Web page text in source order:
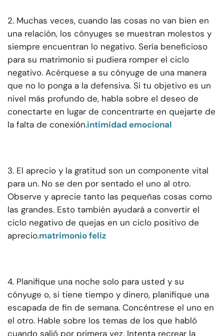
2. Muchas veces, cuando las cosas no van bien en
una relación, los cónyuges se muestran molestos y
siempre encuentran lo negativo. Sería beneficioso
para su matrimonio si pudiera romper el ciclo
negativo. Acérquese a su cónyuge de una manera
que no lo ponga a la defensiva. Si tu objetivo es un
nivel más profundo de, habla sobre el deseo de
conectarte en lugar de concentrarte en quejarte de
la falta de conexión.intimidad emocional
3. El aprecio y la gratitud son un componente vital
para un. No se den por sentado el uno al otro.
Observe y aprecie tanto las pequeñas cosas como
las grandes. Esto también ayudará a convertir el
ciclo negativo de quejas en un ciclo positivo de
aprecio.matrimonio feliz
4. Planifique una noche solo para usted y su
cónyuge o, si tiene tiempo y dinero, planifique una
escapada de fin de semana. Concéntrese el uno en
el otro. Hable sobre los temas de los que habló
cuando salió por primera vez. Intenta recrear la